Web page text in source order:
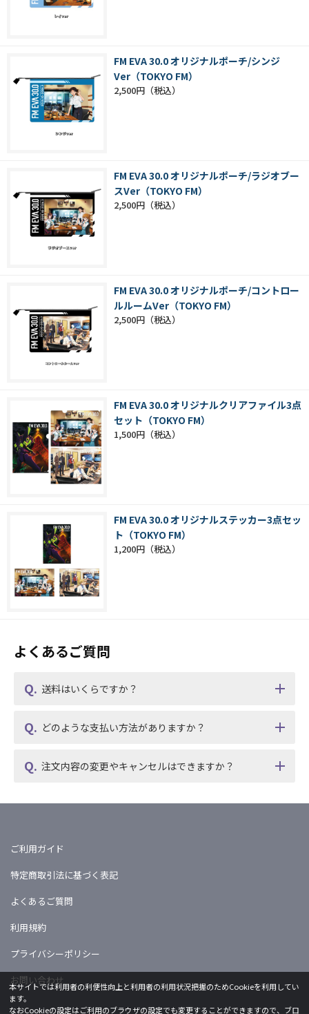
FM EVA 30.0 オリジナルポーチ/シンジ
Ver（TOKYO FM）
2,500円
FM EVA 30.0 オリジナルポーチ/ラジオブー
スVer（TOKYO FM）
2,500円
FM EVA 30.0 オリジナルポーチ/コントロー
ルルームVer（TOKYO FM）
2,500円
FM EVA 30.0 オリジナルクリアファイル3点
セット（TOKYO FM）
1,500円
FM EVA 30.0 オリジナルステッカー3点セッ
ト（TOKYO FM）
1,200円
よくあるご質問
送料はいくらですか？
どのような支払い方法がありますか？
注文内容の変更やキャンセルはできますか？
ご利用ガイド
特定商取引法に基づく表記
よくあるご質問
利用規約
プライバシーポリシー
お問い合わせ
本サイトでは利用者の利便性向上と利用者の利用状況把握のためCookieを利用してい
ます。
なおCookieの設定はご利用のブラウザの設定でも変更することができますので、ブロ